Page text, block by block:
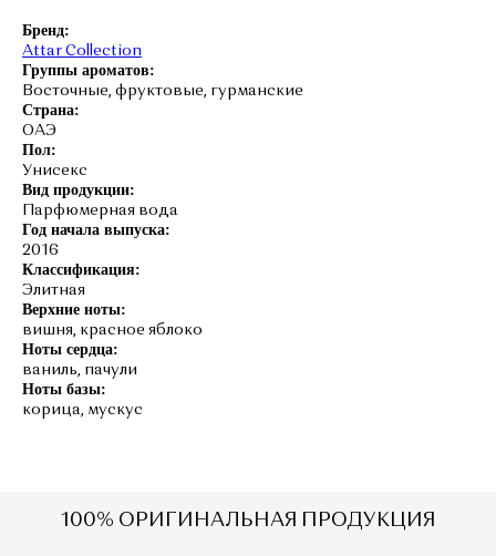
Бренд:
Attar Collection
Группы ароматов:
Восточные, фруктовые, гурманские
Страна:
ОАЭ
Пол:
Унисекс
Вид продукции:
Парфюмерная вода
Год начала выпуска:
2016
Классификация:
Элитная
Верхние ноты:
вишня, красное яблоко
Ноты сердца:
ваниль, пачули
Ноты базы:
корица, мускус
1 00% ОРИГИНАЛЬНАЯ ПРОДУКЦИЯ